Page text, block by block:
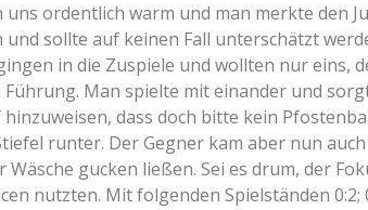
ordentlich warm und man merkte den
sollte auf keinen Fall unterschätzt
in die Zuspiele und wollten nur eins,
Man spielte mit einander und
dass doch bitte kein
runter. Der Gegner kam aber nun
gucken ließen. Sei es drum, der
nutzten. Mit folgenden Spielständen 0:2;